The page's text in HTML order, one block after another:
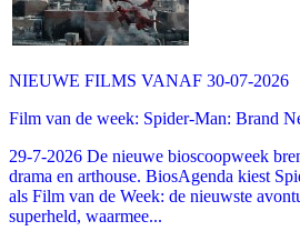
NIEUWE FILMS VANAF 30-07-2026
Film van de week: Spider-Man: Brand
29-7-2026 De nieuwe bioscoopweek
drama en arthouse. BiosAgenda kiest
als Film van de Week: de nieuwste
superheld, waarmee...